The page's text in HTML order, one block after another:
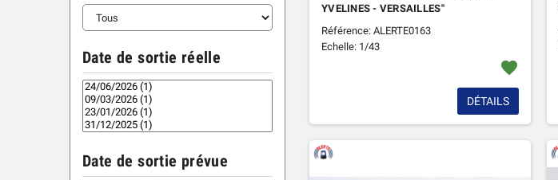
Date de sortie réelle
Date de sortie prévue
YVELINES - VERSAILLES"
Référence: ALERTE0163
Echelle: 1/43
favorite
DÉTAILS